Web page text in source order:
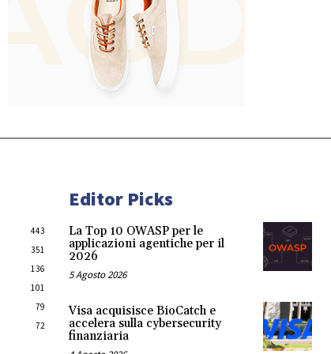
443
351
136
101
79
72
Editor Picks
La Top 10 OWASP per le
applicazioni agentiche per il
2026
5 Agosto 2026
Visa acquisisce BioCatch e
accelera sulla cybersecurity
finanziaria